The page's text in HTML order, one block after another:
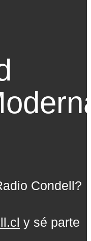
Condell?
y sé parte